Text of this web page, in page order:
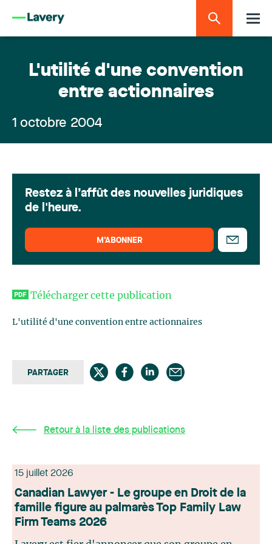
L'utilité d'une convention
entre actionnaires
1 octobre 2004
Télécharger cette publication
L'utilité d'une convention entre actionnaires
PARTAGER
Retour à la liste des publications
Restez à l’affût des nouvelles juridiques
de l'heure.
M’ABONNER
15 juillet 2026
Canadian Lawyer - Le groupe en Droit de la
famille figure au palmarès Top Family Law
Firm Teams 2026